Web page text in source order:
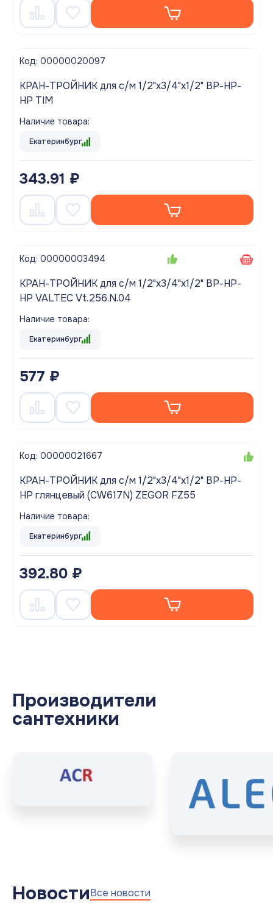
Код: 00000020097
КРАН-ТРОЙНИК для с/м 1/2"х3/4"х1/2" ВР-НР-
НР TIM
Наличие товара:
Екатеринбург
343.91 ₽
Код: 00000003494
КРАН-ТРОЙНИК для с/м 1/2"х3/4"х1/2" ВР-НР-
НР VALTEC Vt.256.N.04
Наличие товара:
Екатеринбург
577 ₽
Код: 00000021667
КРАН-ТРОЙНИК для с/м 1/2"х3/4"х1/2" ВР-НР-
НР глянцевый (CW617N) ZEGOR FZ55
Наличие товара:
Екатеринбург
392.80 ₽
Производители
сантехники
НовостиВсе новости